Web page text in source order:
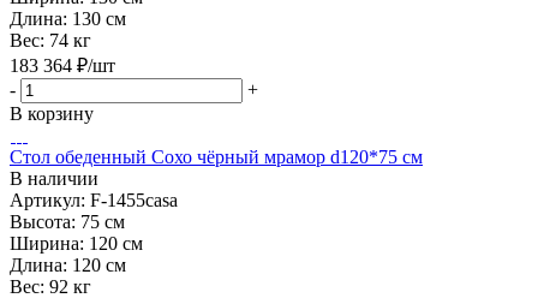
Длина: 130 см
Вес: 74 кг
183 364 ₽/шт
-
+
В корзину
Стол обеденный Сохо чёрный мрамор d120*75 см
В наличии
Артикул: F-1455casa
Высота: 75 см
Ширина: 120 см
Длина: 120 см
Вес: 92 кг